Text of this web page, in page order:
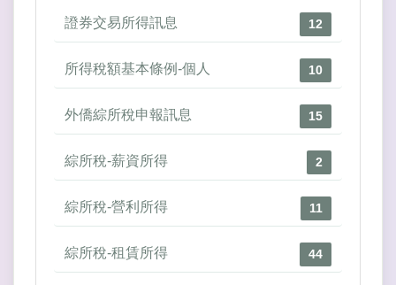
證券交易所得訊息 12
所得稅額基本條例-個人 10
外僑綜所稅申報訊息 15
綜所稅-薪資所得 2
綜所稅-營利所得 11
綜所稅-租賃所得 44